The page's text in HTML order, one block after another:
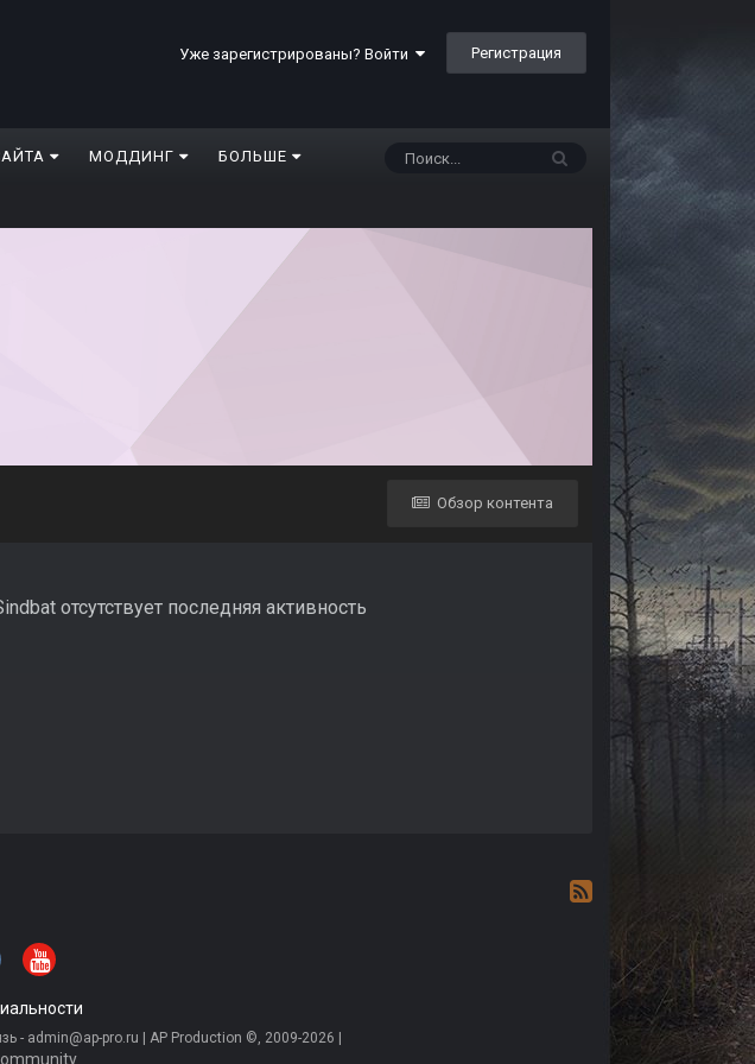
Уже зарегистрированы? Войти Регистрация
МОДДИНГ БОЛЬШЕ
Обзор контента
отсутствует последняя активность
- admin@ap-pro.ru | AP Production ©, 2009-2026 |